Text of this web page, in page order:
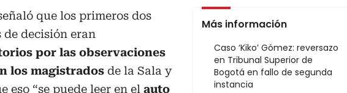
Más información
Caso ‘Kiko’ Gómez: reversazo
en Tribunal Superior de
Bogotá en fallo de segunda
instancia
que los primeros dos
de decisión eran
por las observaciones
los magistrados de la Sala y
eso “se puede leer en el auto